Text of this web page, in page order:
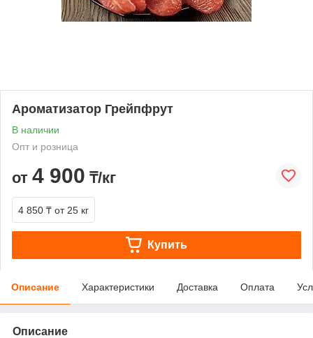
Ароматизатор Грейпфрут
В наличии
Опт и розница
от 4 900 ₸/кг
4 850 ₸ от 25 кг
Купить
Описание Характеристики Доставка Оплата
Описание